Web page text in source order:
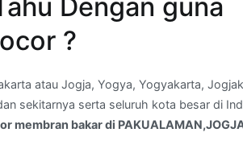
Dengan guna
?
atau Jogja, Yogya, Yogyakarta,
sekitarnya serta seluruh kota besar di
membran bakar di